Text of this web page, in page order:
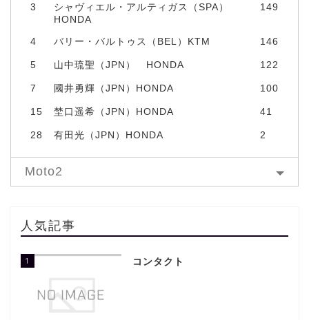
3
シャヴィエル・アルティガス（SPA）
HONDA
149
4 バリー・バルトゥス（BEL）KTM 146
5 山中琉聖（JPN） HONDA 122
7 國井勇輝（JPN）HONDA 100
15 埜口遥希（JPN）HONDA 41
28 有田光（JPN）HONDA 2
Moto2
人気記事
1 コンタクト